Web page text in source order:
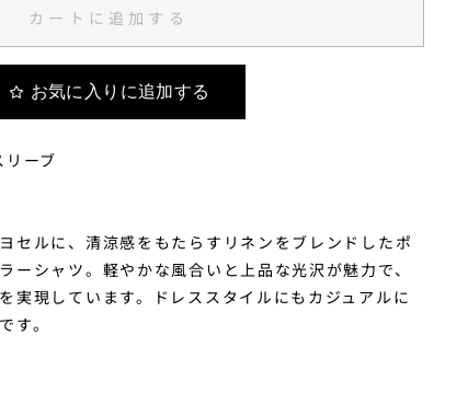
カートに追加する
お気に入りに追加する
ーブ
セルに、清涼感をもたらすリネンをブレンドしたポ
ーシャツ。軽やかな風合いと上品な光沢が魅力で、
実現しています。ドレススタイルにもカジュアルに
す。